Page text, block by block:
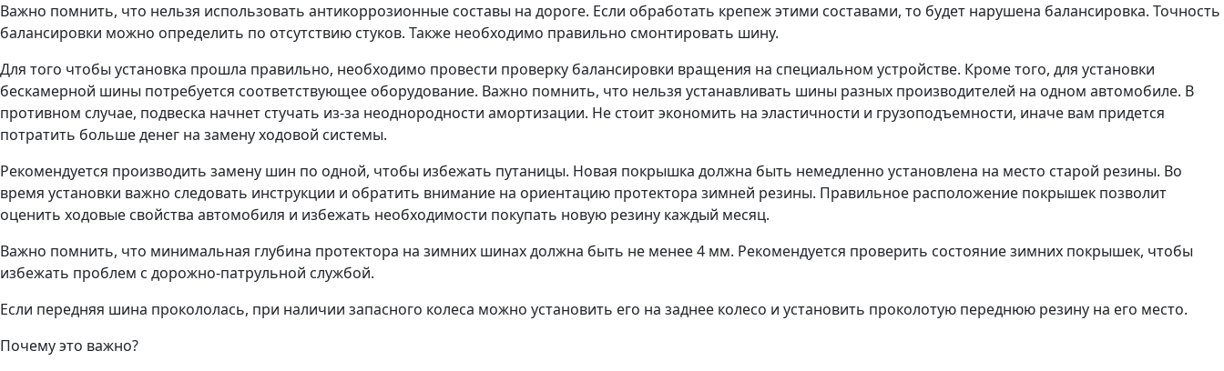
Важно помнить, что нельзя использовать антикоррозионные составы на дороге. Если обработать крепеж этими составами, то будет нарушена балансировка. Точность
балансировки можно определить по отсутствию стуков. Также необходимо правильно смонтировать шину.
Для того чтобы установка прошла правильно, необходимо провести проверку балансировки вращения на специальном устройстве. Кроме того, для установки
бескамерной шины потребуется соответствующее оборудование. Важно помнить, что нельзя устанавливать шины разных производителей на одном автомобиле. В
противном случае, подвеска начнет стучать из-за неоднородности амортизации. Не стоит экономить на эластичности и грузоподъемности, иначе вам придется
потратить больше денег на замену ходовой системы.
Рекомендуется производить замену шин по одной, чтобы избежать путаницы. Новая покрышка должна быть немедленно установлена на место старой резины. Во
время установки важно следовать инструкции и обратить внимание на ориентацию протектора зимней резины. Правильное расположение покрышек позволит
оценить ходовые свойства автомобиля и избежать необходимости покупать новую резину каждый месяц.
Важно помнить, что минимальная глубина протектора на зимних шинах должна быть не менее 4 мм. Рекомендуется проверить состояние зимних покрышек, чтобы
избежать проблем с дорожно-патрульной службой.
Если передняя шина прокололась, при наличии запасного колеса можно установить его на заднее колесо и установить проколотую переднюю резину на его место.
Почему это важно?